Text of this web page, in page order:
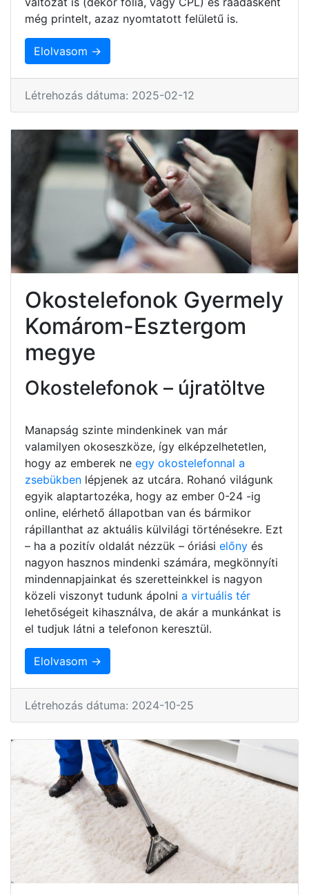
még printelt, azaz nyomtatott felületű is.
Elolvasom →
Létrehozás dátuma: 2025-02-12
Okostelefonok Gyermely
Komárom-Esztergom
megye
Okostelefonok – újratöltve
Manapság szinte mindenkinek van már
valamilyen okoseszköze, így elképzelhetetlen,
hogy az emberek ne egy okostelefonnal a
zsebükben lépjenek az utcára. Rohanó világunk
egyik alaptartozéka, hogy az ember 0-24 -ig
online, elérhető állapotban van és bármikor
rápillanthat az aktuális külvilági történésekre. Ezt
– ha a pozitív oldalát nézzük – óriási előny és
nagyon hasznos mindenki számára, megkönnyíti
mindennapjainkat és szeretteinkkel is nagyon
közeli viszonyt tudunk ápolni a virtuális tér
lehetőségeit kihasználva, de akár a munkánkat is
el tudjuk látni a telefonon keresztül.
Elolvasom →
Létrehozás dátuma: 2024-10-25